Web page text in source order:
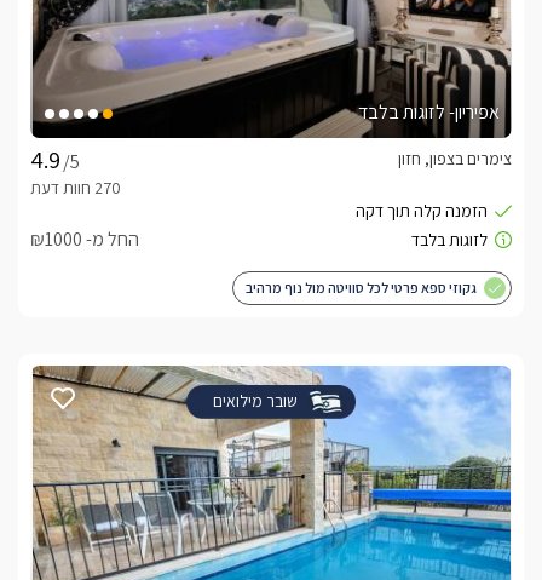
אפיריון- לזוגות בלבד
/5
צימרים בצפון, חזון
החל מ- ₪1000
גקוזי ספא פרטי לכל סוויטה מול נוף מרהיב
שובר מילואים